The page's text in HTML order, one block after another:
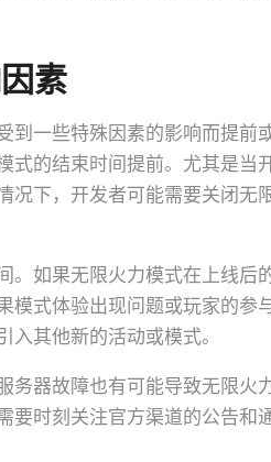
素
一些特殊因素的影响而提前
式的结束时间提前。尤其是当
下，开发者可能需要关闭无
。如果无限火力模式在上线后
模式体验出现问题或玩家的参
其他新的活动或模式。
务器故障也有可能导致无限火
要时刻关注官方渠道的公告和